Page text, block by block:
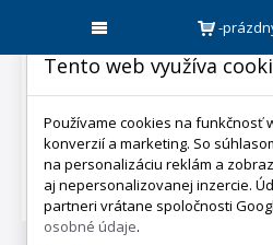
-
Tento web využíva
Používame cookies na funkčnosť
konverzií a marketing. So
na personalizáciu reklám a
aj nepersonalizovanej inzercie.
partneri vrátane spoločnosti
osobné údaje.